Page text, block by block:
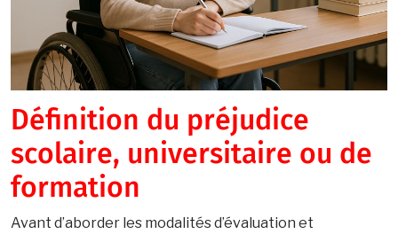
Définition du préjudice
scolaire, universitaire ou de
formation
Avant d’aborder les modalités d’évaluation et